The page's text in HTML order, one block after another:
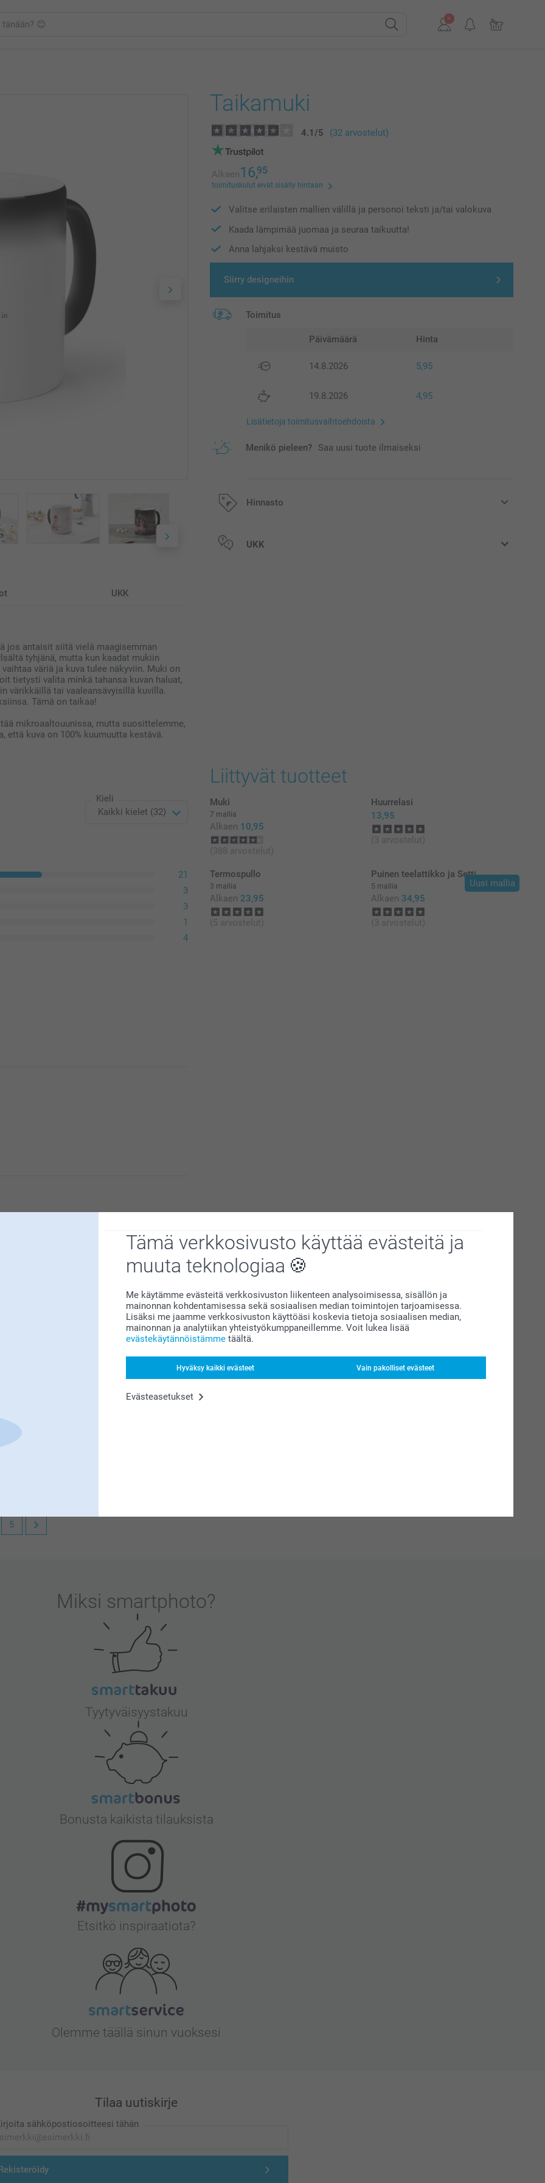
Tämä verkkosivusto käyttää evästeitä ja
muuta teknologiaa
Me käytämme evästeitä verkkosivuston liikenteen analysoimisessa, sisällön ja
mainonnan kohdentamisessa sekä sosiaalisen median toimintojen tarjoamisessa.
Lisäksi me jaamme verkkosivuston käyttöäsi koskevia tietoja sosiaalisen median,
mainonnan ja analytiikan yhteistyökumppaneillemme. Voit lukea lisää
evästekäytännöistämme täältä.
Hyväksy kaikki evästeet Vain pakolliset evästeet
Evästeasetukset
UKK
jos antaisit siitä vielä maagisemman
tyhjänä, mutta kun kaadat mukiin
väriä ja kuva tulee näkyviin. Muki on
tietysti valita minkä tahansa kuvan haluat,
värikkäillä tai vaaleansävyisillä kuvilla.
Tämä on taikaa!
mikroaaltouunissa, mutta suosittelemme,
kuva on 100% kuumuutta kestävä.
Taikamuki
4.1/5 (32 arvostelut)
Alkaen16,95
toimituskulut eivät sisälly hintaan
Valitse erilaisten mallien välillä ja personoi teksti ja/tai valokuva
Kaada lämpimää juomaa ja seuraa taikuutta!
Anna lahjaksi kestävä muisto
Siirry designeihin
Toimitus
Päivämäärä Hinta
14.8.2026 5,95
19.8.2026 4,95
Lisätietoja toimitusvaihtoehdoista
Menikö pieleen? Saa uusi tuote ilmaiseksi
Hinnasto
Kaikki hinnat ovat euroina, sisältävät arvonlisäveron ja eivät sisällä
UKK
Kieli
21
3
3
1
4
erittäin tärkeää. Kiva että pidät
on meille erittäin tärkeää. Kiva että pidät
tykkäsivät mukeista :)
väreiltään ja kontrastintoistoiltaan
5
Liittyvät tuotteet
Muki
7 mallia
Alkaen 10,95
(388 arvostelut)
Huurrelasi
13,95
(3 arvostelut)
Termospullo
3 mallia
Alkaen 23,95
(5 arvostelut)
Uusi mallia
Puinen teelattikko ja Setti
5 mallia
Alkaen 34,95
(3 arvostelut)
Miksi smartphoto?
Tyytyväisyystakuu
Bonusta kaikista tilauksista
Etsitkö inspiraatiota?
Olemme täällä sinun vuoksesi
Tilaa uutiskirje
sähköpostiosoitteesi tähän